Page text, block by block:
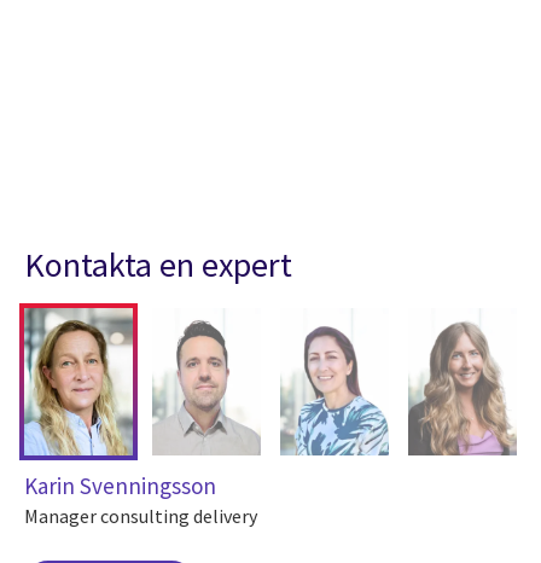
Kontakta en expert
Karin Svenningsson
Manager consulting delivery